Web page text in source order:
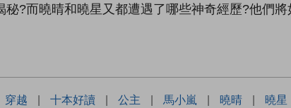
秘?而曉晴和曉星又都遭遇了哪些神奇經歷?他們
穿越 | 十本好讀 | 公主 | 馬小嵐 | 曉晴 | 曉星